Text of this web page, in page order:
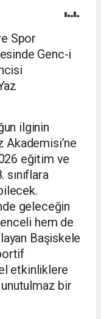
Spor
Genc-i
ilginin
Akademisi’ne
eğitim ve
sınıflara
geleceğin
hem de
Başiskele
etkinliklere
bir